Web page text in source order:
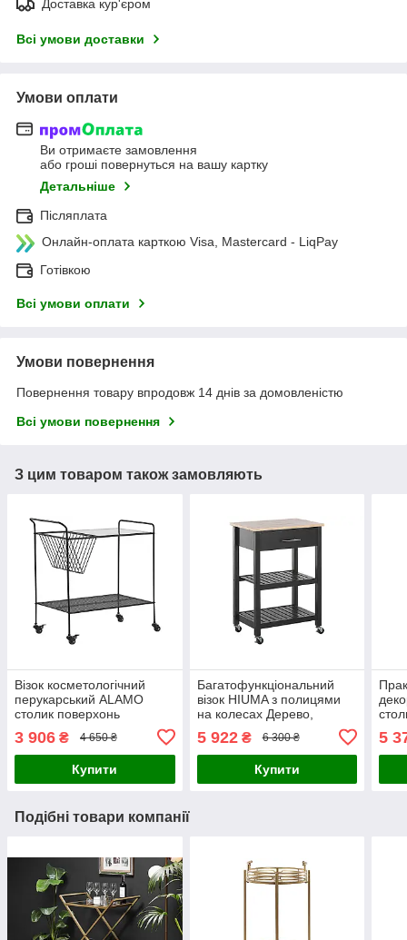
Доставка кур'єром
Всі умови доставки
Умови оплати
Ви отримаєте замовлення
або гроші повернуться на вашу картку
Детальніше
Післяплата
Онлайн-оплата карткою Visa, Mastercard - LiqPay
Готівкою
Всі умови оплати
Умови повернення
Повернення товару впродовж 14 днів за домовленістю
Всі умови повернення
З цим товаром також замовляють
Візок косметологічний
перукарський ALAMO
столик поверхонь
краси
3 906 ₴ 4 650 ₴
Купити
Багатофункціональний
візок HIUMA з полицями
на колесах Дерево,
5 922₴ 6 300 ₴
Купити
5
Подібні товари компанії